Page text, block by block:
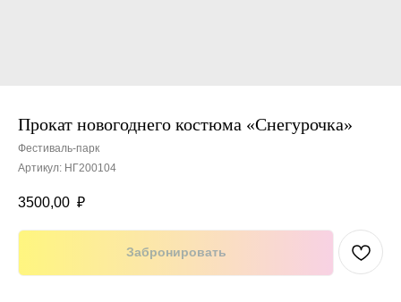
Прокат новогоднего костюма «Снегурочка»
Фестиваль-парк
Артикул: НГ200104
3500,00 ₽
Забронировать